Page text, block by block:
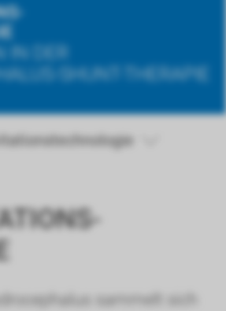
IN DER
SHUNT-THERAPIE
sammelt sich